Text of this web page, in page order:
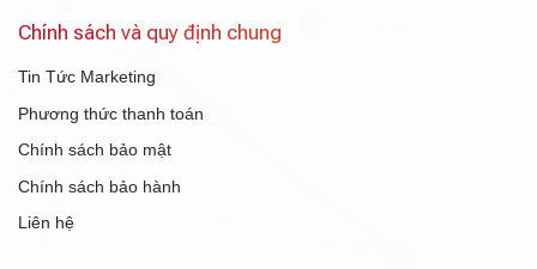
Chính sách và quy định chung
Tin Tức Marketing
Phương thức thanh toán
Chính sách bảo mật
Chính sách bảo hành
Liên hệ